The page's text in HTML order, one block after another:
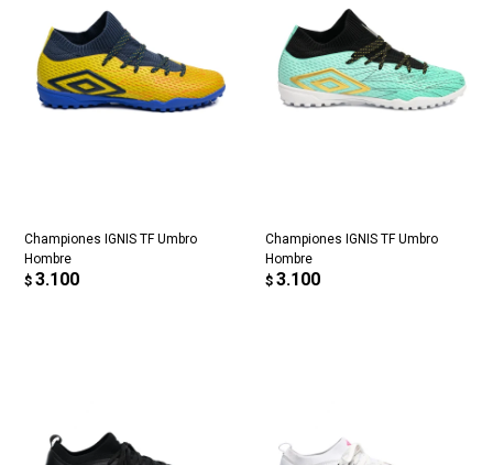
Championes IGNIS TF Umbro
Hombre
$ 3.100
Championes IGNIS TF Umbro
Hombre
$ 3.100